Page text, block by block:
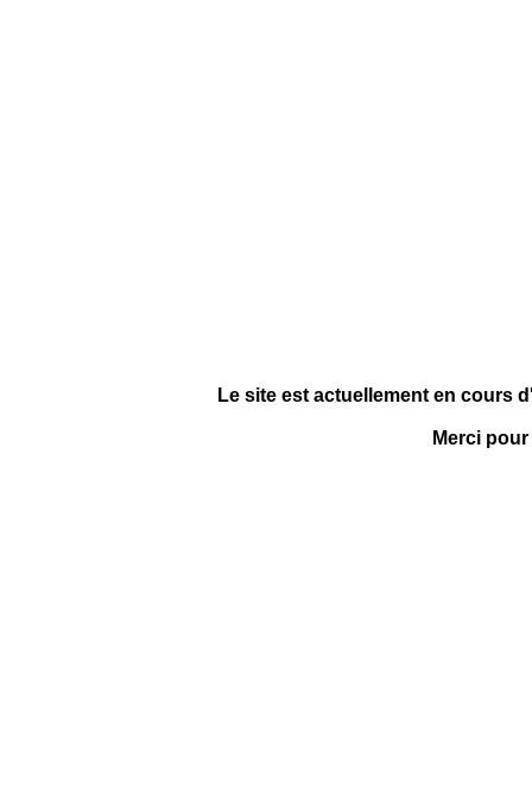
Le site est actuellement en cours
Merci